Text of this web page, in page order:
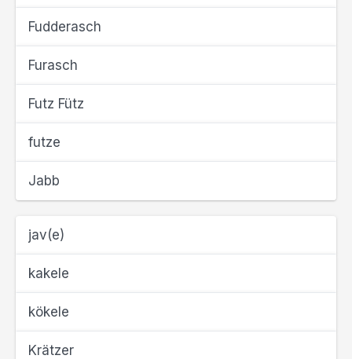
Fudderasch
Furasch
Futz Fütz
futze
Jabb
jav(e)
kakele
kökele
Krätzer